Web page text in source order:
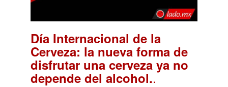
Día Internacional de la
Cerveza: la nueva forma de
disfrutar una cerveza ya no
depende del alcohol..